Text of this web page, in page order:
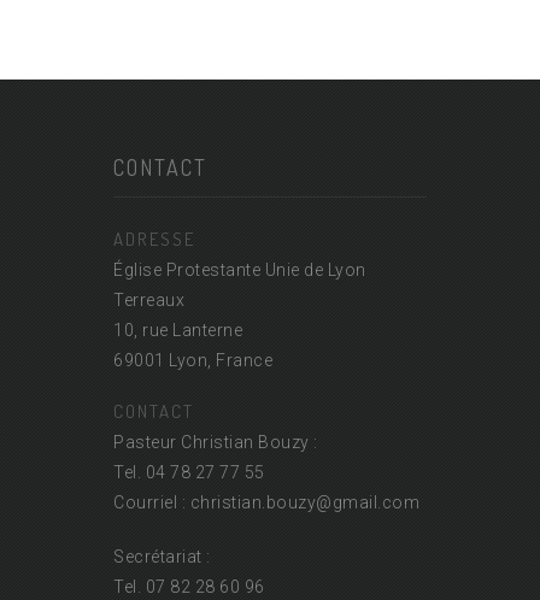
CONTACT
ADRESSE
Église Protestante Unie de Lyon
Terreaux
10, rue Lanterne
69001 Lyon, France
CONTACT
Pasteur Christian Bouzy :
Tel. 04 78 27 77 55
Courriel : christian.bouzy@gmail.com
Secrétariat :
Tel. 07 82 28 60 96